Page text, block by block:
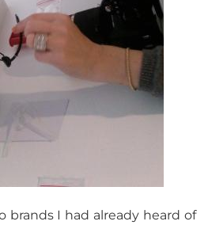
brands I had already heard of